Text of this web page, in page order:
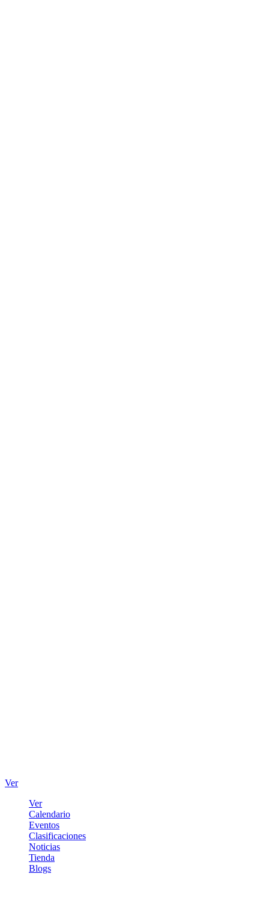
Ver
Ver
Calendario
Eventos
Clasificaciones
Noticias
Tienda
Blogs